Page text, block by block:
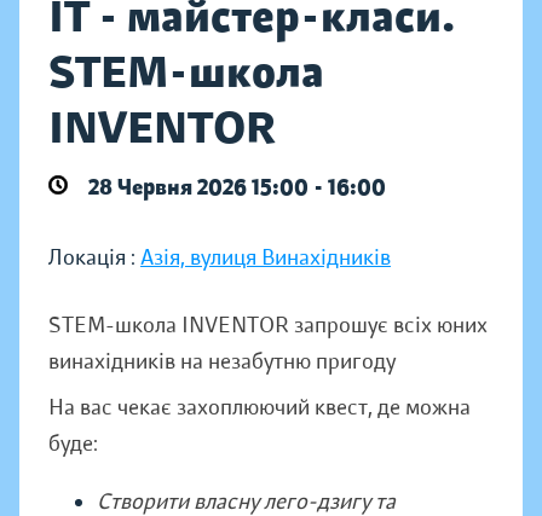
IT - майстер-класи.
STEM-школа
INVENTOR
28 Червня 2026 15:00 - 16:00
Локація : Азія, вулиця Винахідників
STEM-школа INVENTOR запрошує всіх юних
винахідників на незабутню пригоду
На вас чекає захоплюючий квест, де можна
буде:
Створити власну лего-дзигу та